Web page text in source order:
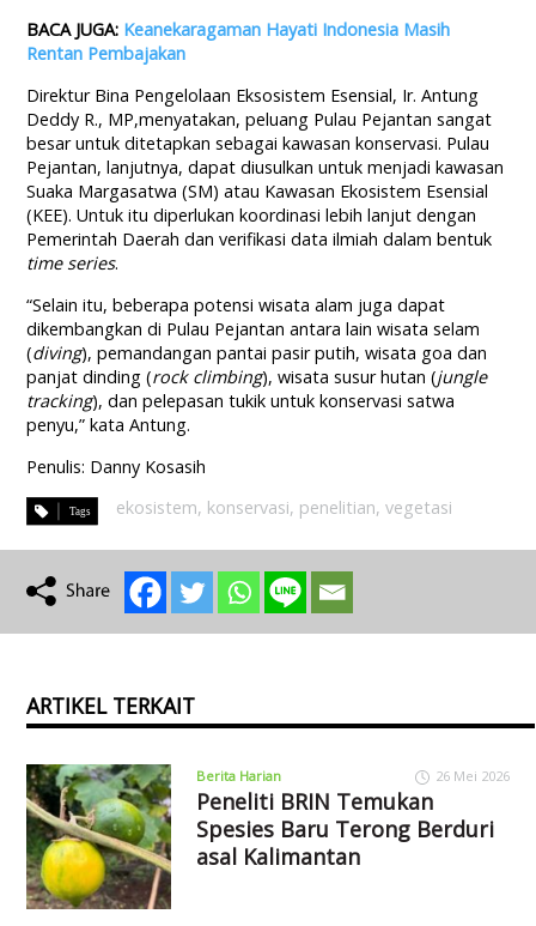
BACA JUGA: Keanekaragaman Hayati Indonesia Masih
Rentan Pembajakan
Direktur Bina Pengelolaan Eksosistem Esensial, Ir. Antung
Deddy R., MP,menyatakan, peluang Pulau Pejantan sangat
besar untuk ditetapkan sebagai kawasan konservasi. Pulau
Pejantan, lanjutnya, dapat diusulkan untuk menjadi kawasan
Suaka Margasatwa (SM) atau Kawasan Ekosistem Esensial
(KEE). Untuk itu diperlukan koordinasi lebih lanjut dengan
Pemerintah Daerah dan verifikasi data ilmiah dalam bentuk
time series.
“Selain itu, beberapa potensi wisata alam juga dapat
dikembangkan di Pulau Pejantan antara lain wisata selam
(diving), pemandangan pantai pasir putih, wisata goa dan
panjat dinding (rock climbing), wisata susur hutan (jungle
tracking), dan pelepasan tukik untuk konservasi satwa
penyu,” kata Antung.
Penulis: Danny Kosasih
ekosistem, konservasi, penelitian,vegetasi
ARTIKEL TERKAIT
Berita Harian 26 Mei 2026
Peneliti BRIN Temukan
Spesies Baru Terong Berduri
asal Kalimantan